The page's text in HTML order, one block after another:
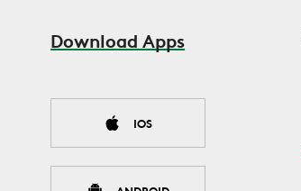
Download Apps
IOS